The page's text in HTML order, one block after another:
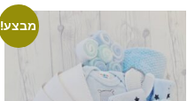
סוגים.
ניתן
לבחור
את
מבצע!